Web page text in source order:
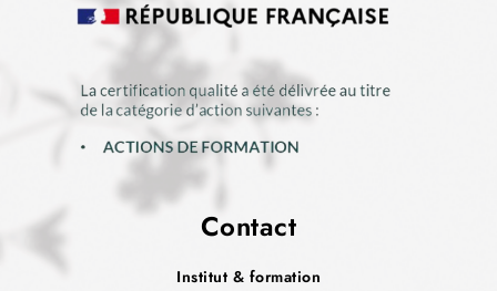
Contact
Institut & formation